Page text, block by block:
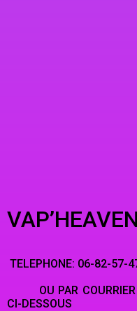
VAP’HEAVEN
OU PAR COURRIER
CI-DESSOUS